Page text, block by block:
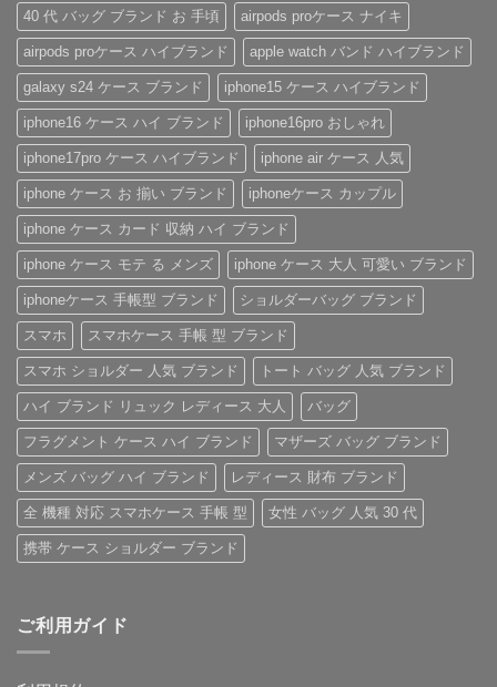
ル
ダ
ー
ス
ト
ラ
ッ
プ
付
き
ハ
イ
ブ
ラ
ン
ド
iPhone
ケ
ー
ス
の
ご
紹
へ
の
ン・
グ
ッ
チ
風
手
帳
型
iPhone
ケ
ー
ス
の
魅
力
を
徹
底
レ
ビ
ュ
ー！
へ
す
す
め！
性
別
を
問
わ
ず
愛
さ
れ
る
「ル
イ・
ヴ
ィ
ト
ン
iPhone
ケ
ー
ス」
の
感
を、
美
し
く。
憧
れ
ブ
ラ
ン
ド
風
ベ
ル
ト
付
き
iPhone
ケ
ー
ス
へ
の
あ
り
ま
せ
ん
40 代 バッグ ブランド お 手頃 airpods proケース ナイキ
airpods proケース ハイブランド apple watch バンド ハイブランド
galaxy s24 ケース ブランド iphone15 ケース ハイブランド
iphone16 ケース ハイ ブランド iphone16pro おしゃれ
iphone17pro ケース ハイブランド iphone air ケース 人気
iphone ケース お 揃い ブランド iphoneケース カップル
iphone ケース カード 収納 ハイ ブランド
iphone ケース モテ る メンズ iphone ケース 大人 可愛い ブランド
iphoneケース 手帳型 ブランド ショルダーバッグ ブランド
スマホ スマホケース 手帳 型 ブランド
スマホ ショルダー 人気 ブランド トート バッグ 人気 ブランド
ハイ ブランド リュック レディース 大人 バッグ
フラグメント ケース ハイ ブランド マザーズ バッグ ブランド
メンズ バッグ ハイ ブランド レディース 財布 ブランド
全 機種 対応 スマホケース 手帳 型 女性 バッグ 人気 30 代
携帯 ケース ショルダー ブランド
ご利用ガイド